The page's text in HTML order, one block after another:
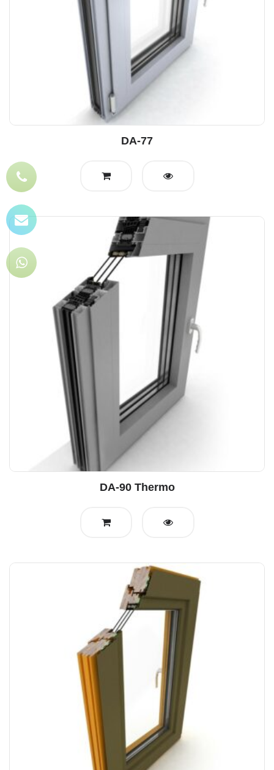
DA-77
DA-90 Thermo